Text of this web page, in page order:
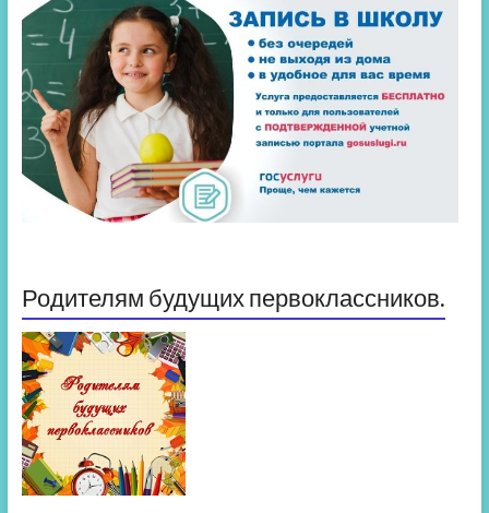
Родителям будущих первоклассников.